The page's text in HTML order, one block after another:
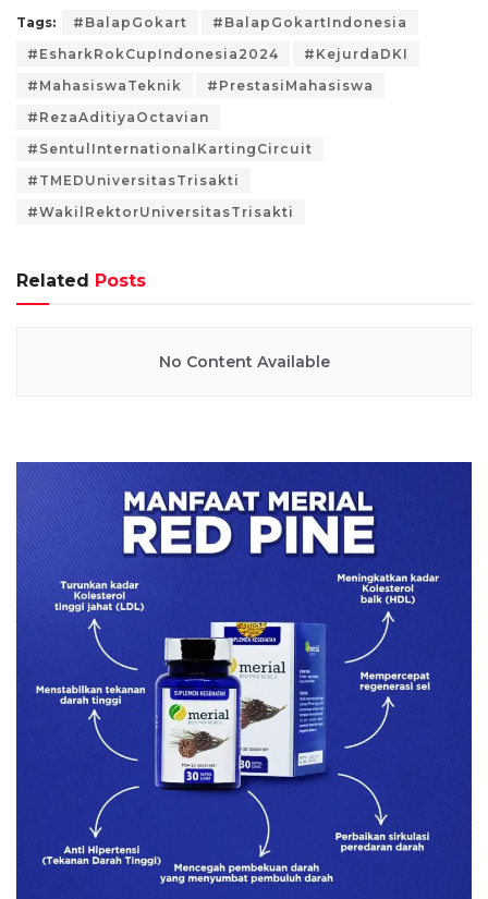
Tags: #BalapGokart
#BalapGokartIndonesia
#EsharkRokCupIndonesia2024
#KejurdaDKI
#MahasiswaTeknik
#PrestasiMahasiswa
#RezaAditiyaOctavian
#SentulInternationalKartingCircuit
#TMEDUniversitasTrisakti
#WakilRektorUniversitasTrisakti
Related Posts
No Content Available